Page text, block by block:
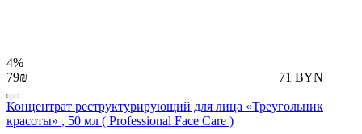
4%
79₪
71 BYN
Концентрат реструктурирующий для лица «Треугольник
красоты» , 50 мл ( Professional Face Care )